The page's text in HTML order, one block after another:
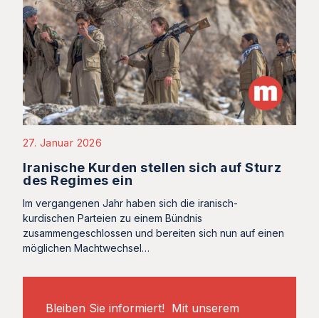
27. Januar 2026
Iranische Kurden stellen sich auf Sturz
des Regimes ein
Im vergangenen Jahr haben sich die iranisch-
kurdischen Parteien zu einem Bündnis
zusammengeschlossen und bereiten sich nun auf einen
möglichen Machtwechsel…
Bleiben Sie informiert! Mit unserem